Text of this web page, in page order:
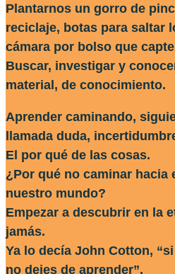
Plantarnos un gorro de
reciclaje, botas para saltar
cámara por bolso que
Buscar, investigar y
material, de conocimiento.
Aprender caminando,
llamada duda,
El por qué de las cosas.
¿Por qué no caminar hacia
nuestro mundo?
Empezar a descubrir en la
jamás.
Ya lo decía John Cotton,
no dejes de aprender”.